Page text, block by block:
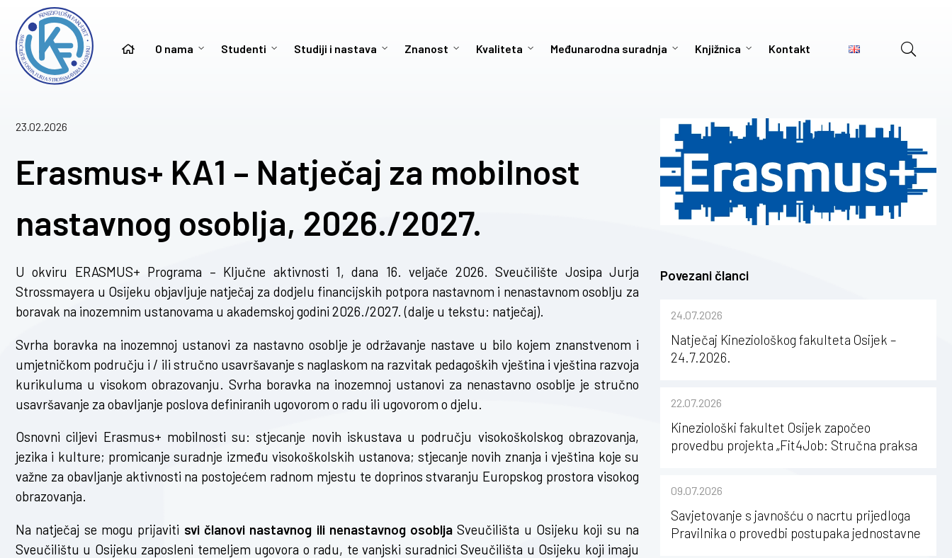
O nama Studenti Studiji i nastava Znanost Kvaliteta Međunarodna suradnja Knjižnica Kontakt
23.02.2026
Erasmus+ KA1 – Natječaj za mobilnost
nastavnog osoblja, 2026./2027.
U okviru ERASMUS+ Programa – Ključne aktivnosti 1, dana 16. veljače 2026. Sveučilište Josipa Jurja
Strossmayera u Osijeku objavljuje natječaj za dodjelu financijskih potpora nastavnom i nenastavnom osoblju za
boravak na inozemnim ustanovama u akademskoj godini 2026./2027. (dalje u tekstu: natječaj).
Svrha boravka na inozemnoj ustanovi za nastavno osoblje je održavanje nastave u bilo kojem znanstvenom i
umjetničkom području i / ili stručno usavršavanje s naglaskom na razvitak pedagoških vještina i vještina razvoja
kurikuluma u visokom obrazovanju. Svrha boravka na inozemnoj ustanovi za nenastavno osoblje je stručno
usavršavanje za obavljanje poslova definiranih ugovorom o radu ili ugovorom o djelu.
Osnovni ciljevi Erasmus+ mobilnosti su: stjecanje novih iskustava u području visokoškolskog obrazovanja,
jezika i kulture; promicanje suradnje između visokoškolskih ustanova; stjecanje novih znanja i vještina koje su
važne za obavljanje aktivnosti na postojećem radnom mjestu te doprinos stvaranju Europskog prostora visokog
obrazovanja.
Na natječaj se mogu prijaviti svi članovi nastavnog ili nenastavnog osoblja Sveučilišta u Osijeku koji su na
Sveučilištu u Osijeku zaposleni temeljem ugovora o radu, te vanjski suradnici Sveučilišta u Osijeku koji imaju
Povezani članci
24.07.2026
Natječaj Kineziološkog fakulteta Osijek –
24.7.2026.
22.07.2026
Kineziološki fakultet Osijek započeo
provedbu projekta „Fit4Job: Stručna praksa
09.07.2026
Savjetovanje s javnošću o nacrtu prijedloga
Pravilnika o provedbi postupaka jednostavne